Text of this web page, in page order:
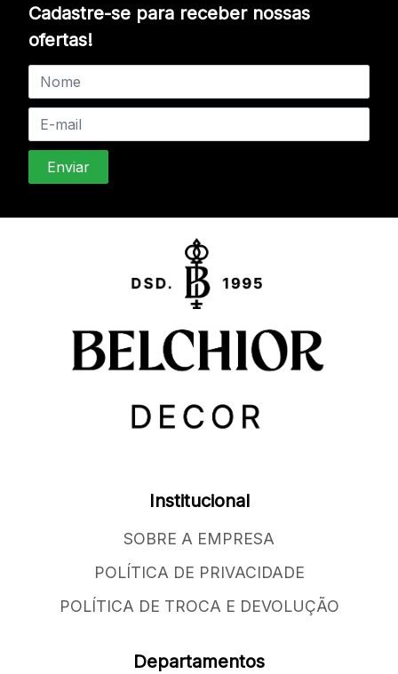
Cadastre-se para receber nossas
ofertas!
Institucional
SOBRE A EMPRESA
POLÍTICA DE PRIVACIDADE
POLÍTICA DE TROCA E DEVOLUÇÃO
Departamentos